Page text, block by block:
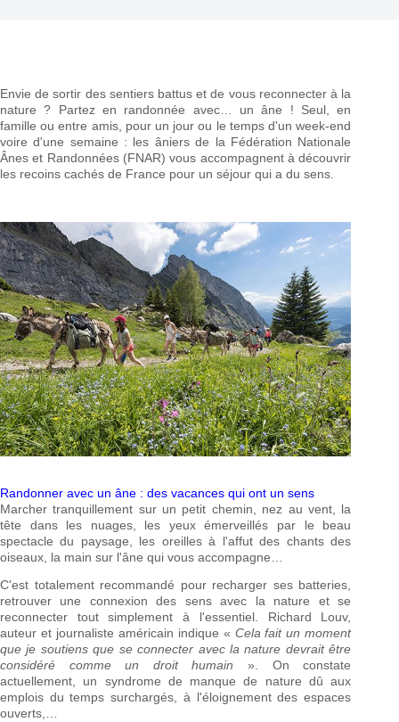
Envie de sortir des sentiers battus et de vous reconnecter à la
nature ? Partez en randonnée avec… un âne ! Seul, en
famille ou entre amis, pour un jour ou le temps d'un week-end
voire d'une semaine : les âniers de la Fédération Nationale
Ânes et Randonnées (FNAR) vous accompagnent à découvrir
les recoins cachés de France pour un séjour qui a du sens.
Randonner avec un âne : des vacances qui ont un sens
Marcher tranquillement sur un petit chemin, nez au vent, la
tête dans les nuages, les yeux émerveillés par le beau
spectacle du paysage, les oreilles à l'affut des chants des
oiseaux, la main sur l'âne qui vous accompagne…
C'est totalement recommandé pour recharger ses batteries,
retrouver une connexion des sens avec la nature et se
reconnecter tout simplement à l'essentiel. Richard Louv,
auteur et journaliste américain indique « Cela fait un moment
que je soutiens que se connecter avec la nature devrait être
considéré comme un droit humain ». On constate
actuellement, un syndrome de manque de nature dû aux
emplois du temps surchargés, à l'éloignement des espaces
ouverts,…